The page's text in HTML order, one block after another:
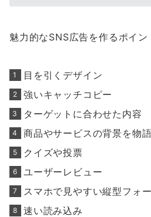
魅力的なSNS広告を作るポイン
目を引くデザイン
強いキャッチコピー
ターゲットに合わせた内容
商品やサービスの背景を物
クイズや投票
ユーザーレビュー
スマホで見やすい縦型フォ
速い読み込み